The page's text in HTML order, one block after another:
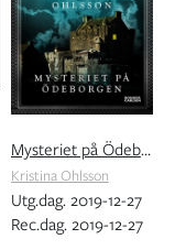
Mysteriet på Ödeborgen
Kristina Ohlsson
Utg.dag. 2019-12-27
Rec.dag. 2019-12-27